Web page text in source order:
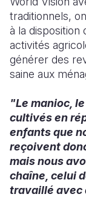
traditionnels,
à la disposition
activités
générer des
saine aux
"Le manioc,
cultivés en
enfants que
reçoivent
mais nous
chaîne, celui
travaillé avec